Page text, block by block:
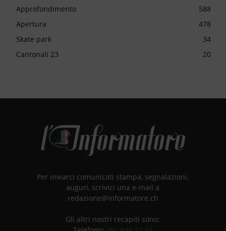
Approfondimento
588
Apertura
478
Skate park
34
Cantonali 23
20
Per inviarci comunicati stampa, segnalazioni,
auguri, scrivici una e-mail a
redazione@informatore.ch
Gli altri nostri recapiti sono: